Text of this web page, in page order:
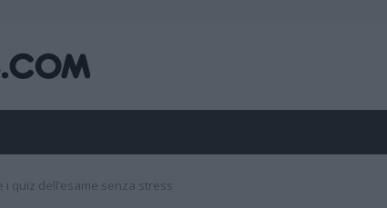
quiz dell’esame senza stress